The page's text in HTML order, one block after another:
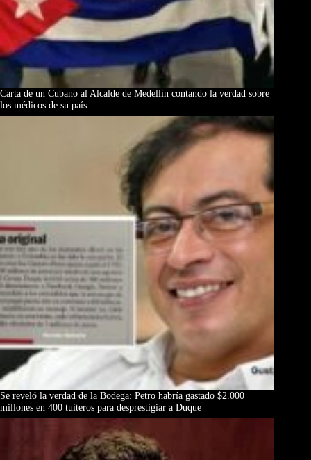
Carta de un Cubano al Alcalde de Medellín contando la verdad sobre
los médicos de su país
Se reveló la verdad de la Bodega: Petro habría gastado $2.000
millones en 400 tuiteros para desprestigiar a Duque